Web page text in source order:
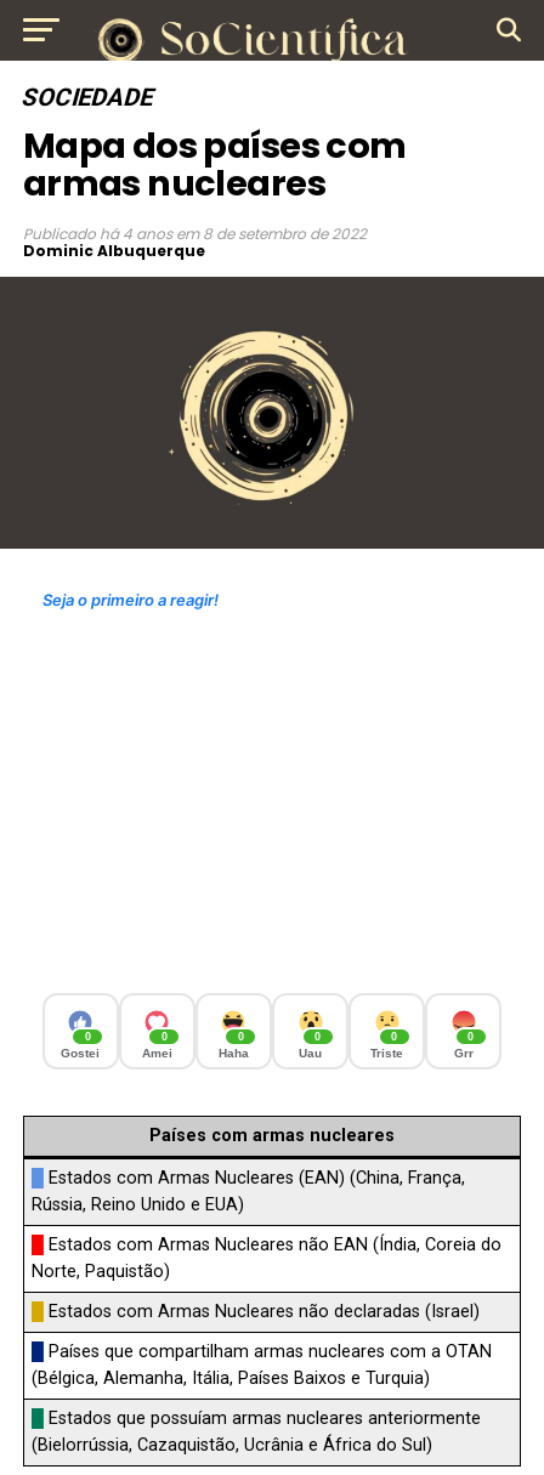
SOCIEDADE
Mapa dos países com
armas nucleares
Publicado há 4 anos em 8 de setembro de 2022
Dominic Albuquerque
Seja o primeiro a reagir!
0
Gostei
0
Amei
0
Haha
0
Uau
0
Triste
0
Grr
Países com armas nucleares
Estados com Armas Nucleares (EAN) (China, França,
Rússia, Reino Unido e EUA)
Estados com Armas Nucleares não EAN (Índia, Coreia do
Norte, Paquistão)
Estados com Armas Nucleares não declaradas (Israel)
Países que compartilham armas nucleares com a OTAN
(Bélgica, Alemanha, Itália, Países Baixos e Turquia)
Estados que possuíam armas nucleares anteriormente
(Bielorrússia, Cazaquistão, Ucrânia e África do Sul)